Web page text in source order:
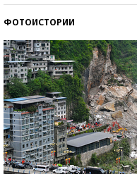
ФОТОИСТОРИИ